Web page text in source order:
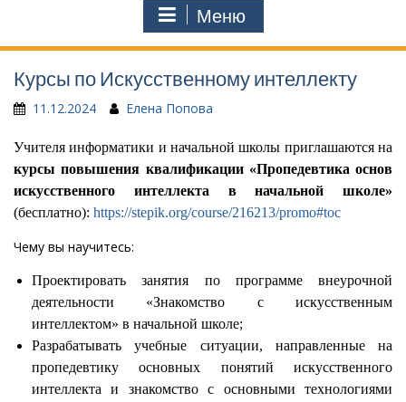
Меню
Курсы по Искусственному интеллекту
11.12.2024 Елена Попова
Учителя информатики и начальной школы приглашаются на
курсы повышения квалификации «Пропедевтика основ
искусственного интеллекта в начальной школе»
(бесплатно): https://stepik.org/course/216213/promo#toc
Чему вы научитесь:
Проектировать занятия по программе внеурочной
деятельности «Знакомство с искусственным
интеллектом» в начальной школе;
Разрабатывать учебные ситуации, направленные на
пропедевтику основных понятий искусственного
интеллекта и знакомство с основными технологиями